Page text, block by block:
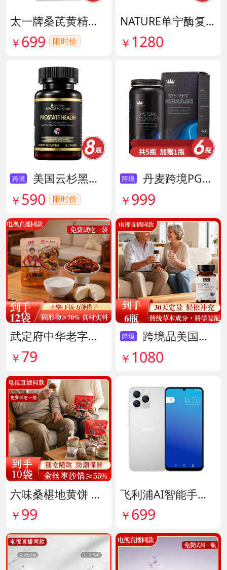
太一牌桑芪黄精胶囊 货号133159
￥ 699 限时价
NATURE单宁酶复合片 货号140546
￥ 1280
跨境
美国云杉黑金前列腺素胶囊 货号136211
￥ 590 限时价
跨境
丹麦跨境PG结节消复合片 货号138605
￥ 999
武定府中华老字号酱香八宝菜超值组 货号142007
￥ 79
跨境
跨境品美国拜滋牛黄安神宝 货号141775
￥ 1080
六味桑椹地黄饼 货号142090
￥ 99
飞利浦AI智能手机 货号141882
￥ 699